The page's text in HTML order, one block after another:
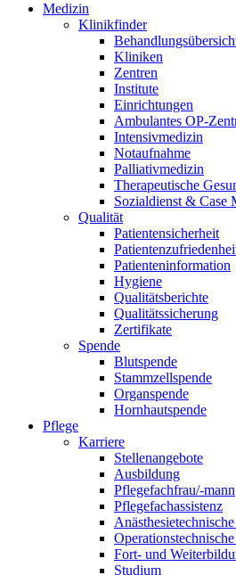
Medizin
Klinikfinder
Kliniken
Zentren
Institute
Einrichtungen
Ambulantes OP-
Intensivmedizin
Notaufnahme
Palliativmedizin
Therapeutische
Sozialdienst & Case
Qualität
Patientensicherheit
Patienteninformation
Hygiene
Qualitätsberichte
Qualitätssicherung
Zertifikate
Spende
Blutspende
Stammzellspende
Organspende
Hornhautspende
Pflege
Karriere
Stellenangebote
Ausbildung
Pflegefachfrau/-mann
Pflegefachassistenz
Fort- und
Studium